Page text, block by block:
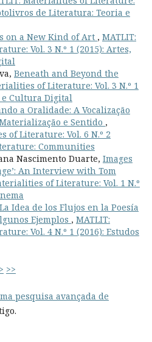
de Literatura: Teoria e
on a New Kind of Art , MATLIT:
Vol. 3 N.º 1 (2015): Artes,
Beneath and Beyond the
of Literature: Vol. 3 N.º 1
e Cultura Digital
a Oralidade: A Vocalização
e Sentido ,
of Literature: Vol. 6 N.º 2
Communities
Nascimento Duarte, Images
An Interview with Tom
of Literature: Vol. 1 N.º
La Idea de los Flujos en la Poesía
Ejemplos , MATLIT:
Vol. 4 N.º 1 (2016): Estudos
> >>
pesquisa avançada de